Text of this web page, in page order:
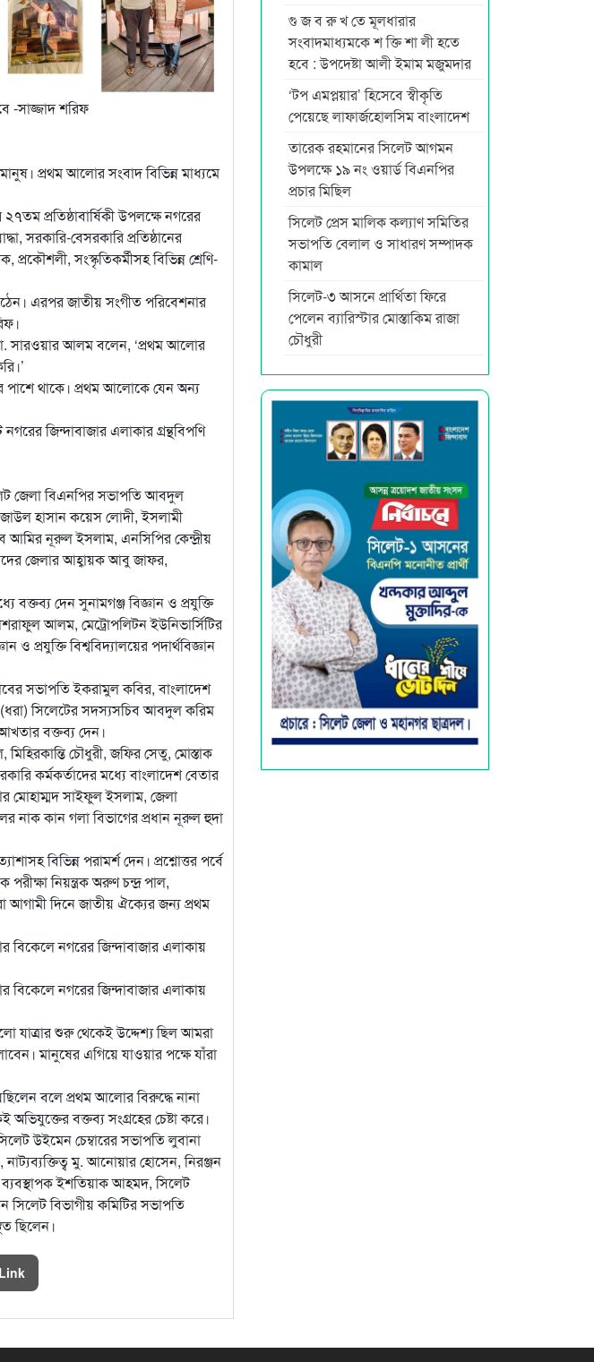
-সাজ্জাদ শরিফ
প্রথম আলোর সংবাদ বিভিন্ন মাধ্যমে
প্রতিষ্ঠাবার্ষিকী উপলক্ষে নগরের
সরকারি-বেসরকারি প্রতিষ্ঠানের
সংস্কৃতিকর্মীসহ বিভিন্ন শ্রেণি-
এরপর জাতীয় সংগীত পরিবেশনার
সারওয়ার আলম বলেন, ‘প্রথম আলোর
পাশে থাকে। প্রথম আলোকে যেন অন্য
জিন্দাবাজার এলাকার গ্রন্থবিপণি
জেলা বিএনপির সভাপতি আবদুল
হাসান কয়েস লোদী, ইসলামী
আমির নূরুল ইসলাম, এনসিপির কেন্দ্রীয়
জেলার আহ্বায়ক আবু জাফর,
বক্তব্য দেন সুনামগঞ্জ বিজ্ঞান ও প্রযুক্তি
আশরাফুল আলম, মেট্রোপলিটন ইউনিভার্সিটির
প্রযুক্তি বিশ্ববিদ্যালয়ের পদার্থবিজ্ঞান
সভাপতি ইকরামুল কবির, বাংলাদেশ
(ধরা) সিলেটের সদস্যসচিব আবদুল করিম
আখতার বক্তব্য দেন।
চৌধুরী, জফির সেতু, মোস্তাক
কর্মকর্তাদের মধ্যে বাংলাদেশ বেতার
মোহাম্মদ সাইফুল ইসলাম, জেলা
নাক কান গলা বিভাগের প্রধান নূরুল হুদা
বিভিন্ন পরামর্শ দেন। প্রশ্নোত্তর পর্বে
নিয়ন্ত্রক অরুণ চন্দ্র পাল,
আগামী দিনে জাতীয় ঐক্যের জন্য প্রথম
বিকেলে নগরের জিন্দাবাজার এলাকায়
বিকেলে নগরের জিন্দাবাজার এলাকায়
যাত্রার শুরু থেকেই উদ্দেশ্য ছিল আমরা
মানুষের এগিয়ে যাওয়ার পক্ষে যাঁরা
বলে প্রথম আলোর বিরুদ্ধে নানা
বক্তব্য সংগ্রহের চেষ্টা করে।
উইমেন চেম্বারের সভাপতি লুবানা
নাট্যব্যক্তিত্ব মু. আনোয়ার হোসেন, নিরঞ্জন
ব্যবস্থাপক ইশতিয়াক আহমদ, সিলেট
সিলেট বিভাগীয় কমিটির সভাপতি
ছিলেন।
গু জ ব রু খ তে মূলধারার
সংবাদমাধ্যমকে শ ক্তি শা লী হতে
হবে : উপদেষ্টা আলী ইমাম মজুমদার
‘টপ এমপ্লয়ার’ হিসেবে স্বীকৃতি
পেয়েছে লাফার্জহোলসিম বাংলাদেশ
তারেক রহমানের সিলেট আগমন
উপলক্ষে ১৯ নং ওয়ার্ড বিএনপির
প্রচার মিছিল
সিলেট প্রেস মালিক কল্যাণ সমিতির
সভাপতি বেলাল ও সাধারণ সম্পাদক
কামাল
সিলেট-৩ আসনে প্রার্থিতা ফিরে
পেলেন ব্যারিস্টার মোস্তাকিম রাজা
চৌধুরী